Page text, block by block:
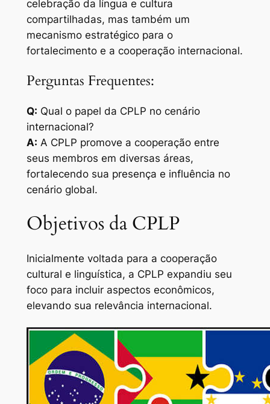
celebração da língua e cultura
compartilhadas, mas também um
mecanismo estratégico para o
fortalecimento e a cooperação internacional.
Perguntas Frequentes:
Q: Qual o papel da CPLP no cenário
internacional?
A: A CPLP promove a cooperação entre
seus membros em diversas áreas,
fortalecendo sua presença e influência no
cenário global.
Objetivos da CPLP
Inicialmente voltada para a cooperação
cultural e linguística, a CPLP expandiu seu
foco para incluir aspectos econômicos,
elevando sua relevância internacional.